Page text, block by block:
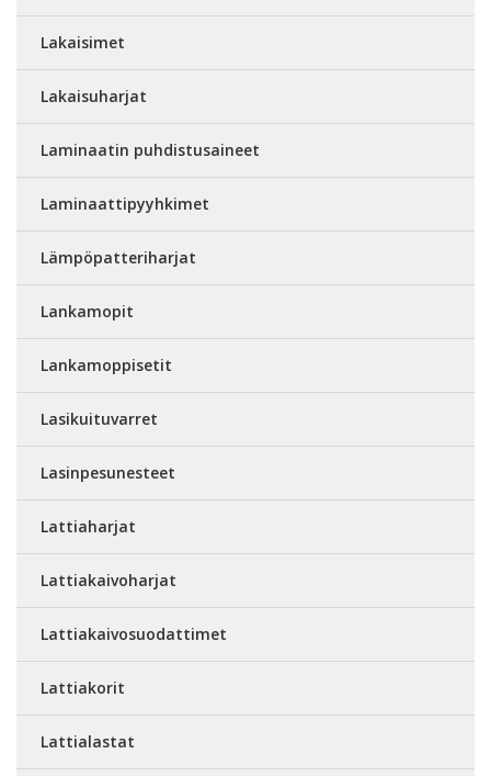
Lakaisimet
Lakaisuharjat
Laminaatin puhdistusaineet
Laminaattipyyhkimet
Lämpöpatteriharjat
Lankamopit
Lankamoppisetit
Lasikuituvarret
Lasinpesunesteet
Lattiaharjat
Lattiakaivoharjat
Lattiakaivosuodattimet
Lattiakorit
Lattialastat